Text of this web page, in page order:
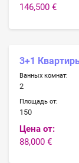
146,500 €
3+1
Ванных комнат:
2
Площадь от:
150
Цена от:
88,000 €